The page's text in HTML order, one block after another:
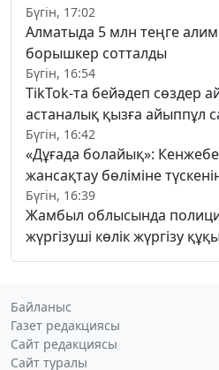
Бүгін, 17:02
Алматыда 5 млн теңге
борышкер сотталды
Бүгін, 16:54
TikTok-та бейәдеп сөздер
астаналық қызға айыппұл
Бүгін, 16:42
«Дұғада болайық»:
жансақтау бөліміне
Бүгін, 16:39
Жамбыл облысында
жүргізуші көлік жүргізу
Байланыс
Газет редакциясы
Сайт редакциясы
Сайт туралы